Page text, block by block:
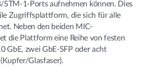
STM-1-Ports aufnehmen können. Dies
Zugriffsplattform, die sich für alle
Neben den beiden MIC-
die Plattform eine Reihe von festen
GbE, zwei GbE-SFP oder acht
Glasfaser).